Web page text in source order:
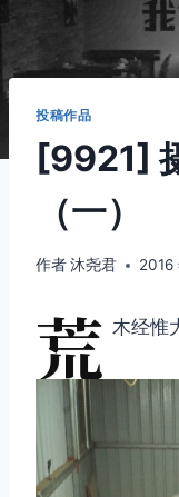
投稿作品
[9921]
（一）
作者沐尧君 2016
荒 木经惟